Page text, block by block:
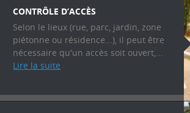
CONTRÔLE D’ACCÈS
Selon le lieux (rue, parc, jardin, zone
piétonne ou résidence...), il peut être
nécessaire qu'un accès soit ouvert,...
Lire la suite